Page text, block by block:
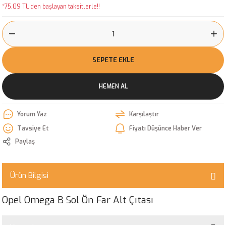
*75,09 TL den başlayan taksitlerle!!
SEPETE EKLE
HEMEN AL
Yorum Yaz
Karşılaştır
Tavsiye Et
Fiyatı Düşünce Haber Ver
Paylaş
Ürün Bilgisi
Opel Omega B Sol Ön Far Alt Çıtası